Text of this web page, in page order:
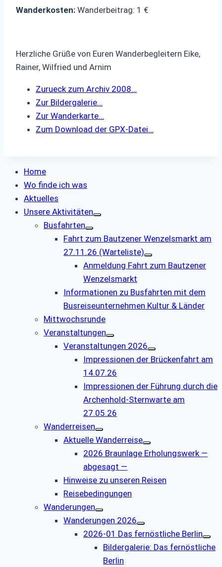
Wanderkosten: Wanderbeitrag: 1 €
Herzliche Grüße von Euren Wanderbegleitern Eike,
Rainer, Wilfried und Arnim
Zurueck zum Archiv 2008…
Zur Bildergalerie…
Zur Wanderkarte…
Zum Download der GPX-Datei…
Home
Wo finde ich was
Aktuelles
Unsere Aktivitäten
Busfahrten
Fahrt zum Bautzener Wenzelsmarkt am
27.11.26 (Warteliste)
Anmeldung Fahrt zum Bautzener
Wenzelsmarkt
Informationen zu Busfahrten mit dem
Busreiseunternehmen Kultur & Länder
Mittwochsrunde
Veranstaltungen
Veranstaltungen 2026
Impressionen der Brückenfahrt am
14.07.26
Impressionen der Führung durch die
Archenhold-Sternwarte am
27.05.26
Wanderreisen
Aktuelle Wanderreise
2026 Braunlage Erholungswerk —
abgesagt —
Hinweise zu unseren Reisen
Reisebedingungen
Wanderungen
Wanderungen 2026
2026-01 Das fernöstliche Berlin
Bildergalerie: Das fernöstliche
Berlin